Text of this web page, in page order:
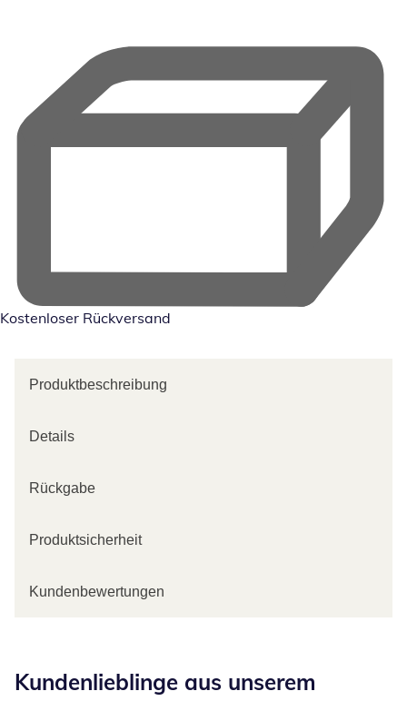
Kostenloser Rückversand
Produktbeschreibung
Details
Rückgabe
Produktsicherheit
Kundenbewertungen
Kundenlieblinge aus unserem